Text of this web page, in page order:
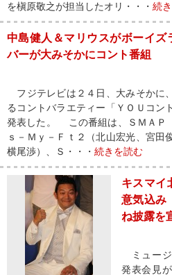
を槇原敬之が担当したオリ・・・ 続
中島健人＆マリウスがボーイ
バーが大みそかにコント番組
フジテレビは２４日、大みそかに
るコントバラエティー「ＹＯＵコン
発表した。 この番組は、ＳＭＡＰ
ｓ－Ｍｙ－Ｆｔ２（北山宏光、宮田
横尾渉）、Ｓ・・・ 続きを読む
キスマイ
意気込み
ね披露を
ミュージ
発表会見